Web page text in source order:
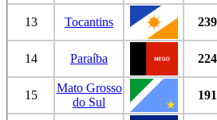
13 Tocantins
14 Paraíba
15
Mato Grosso
do Sul